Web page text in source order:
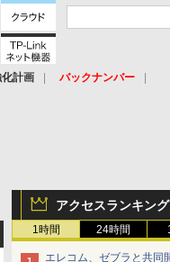
計画
バックナンバー
アクセスランキング
1時間 24時間
エレコム、ゼブラと共同